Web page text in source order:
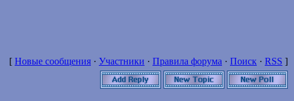
[ Новые сообщения · Участники · Правила форума · Поиск · RSS ]